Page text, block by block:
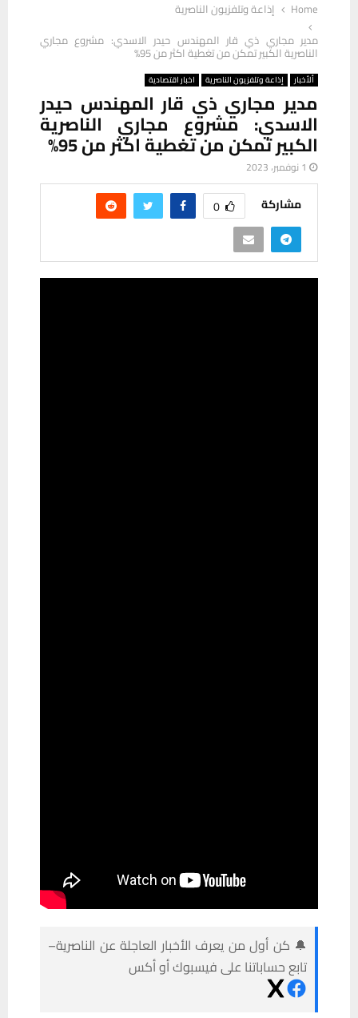
Home
إذاعة وتلفزيون الناصرية
مدير مجاري ذي قار المهندس حيدر الاسدي: مشروع مجاري
الناصرية الكبير تمكن من تغطية اكثر من 95%
ألأخبار إذاعة وتلفزيون الناصرية اخبار اقتصادية
مدير مجاري ذي قار المهندس حيدر
الاسدي: مشروع مجاري الناصرية
الكبير تمكن من تغطية اكثر من 95%
1 نوفمبر، 2023
مشاركة 0
🔔 كن أول من يعرف الأخبار العاجلة عن الناصرية–
تابع حساباتنا على فيسبوك أو أكس